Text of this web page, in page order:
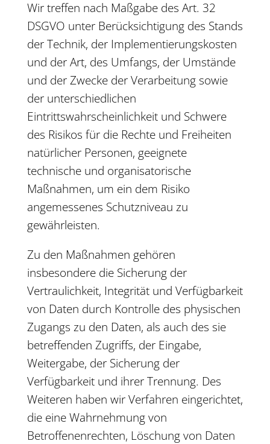
Wir treffen nach Maßgabe des Art. 32
DSGVO unter Berücksichtigung des Stands
der Technik, der Implementierungskosten
und der Art, des Umfangs, der Umstände
und der Zwecke der Verarbeitung sowie
der unterschiedlichen
Eintrittswahrscheinlichkeit und Schwere
des Risikos für die Rechte und Freiheiten
natürlicher Personen, geeignete
technische und organisatorische
Maßnahmen, um ein dem Risiko
angemessenes Schutzniveau zu
gewährleisten.
Zu den Maßnahmen gehören
insbesondere die Sicherung der
Vertraulichkeit, Integrität und Verfügbarkeit
von Daten durch Kontrolle des physischen
Zugangs zu den Daten, als auch des sie
betreffenden Zugriffs, der Eingabe,
Weitergabe, der Sicherung der
Verfügbarkeit und ihrer Trennung. Des
Weiteren haben wir Verfahren eingerichtet,
die eine Wahrnehmung von
Betroffenenrechten, Löschung von Daten